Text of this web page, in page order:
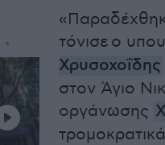
τόνισε ο
Χρυσοχοΐδης
στον Άγιο
οργάνωσης